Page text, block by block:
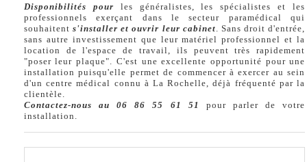
Disponibilités pour les généralistes, les spécialistes et les
professionnels exerçant dans le secteur paramédical qui
souhaitent s'installer et ouvrir leur cabinet . Sans droit d'entrée,
sans autre investissement que leur matériel professionnel et la
location de l'espace de travail, ils peuvent très rapidement
"poser leur plaque". C'est une excellente opportunité pour une
installation puisqu'elle permet de commencer à exercer au sein
d'un centre médical connu à La Rochelle, déjà fréquenté par la
clientèle.
Contactez-nous au 06 86 55 61 51
pour parler de votre
installation.